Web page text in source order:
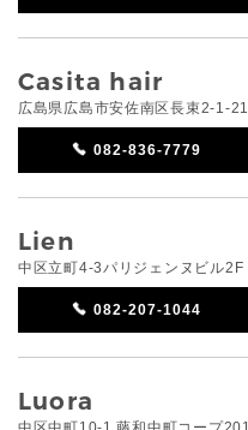
Casita hair
広島県広島市安佐南区長束2-1-21
082-836-7779
Lien
中区立町4-3パリジェンヌビル2F
082-207-1044
Luora